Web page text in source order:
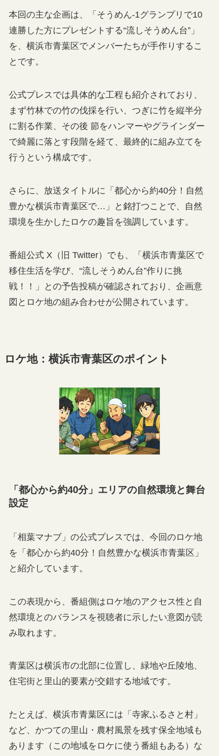
本回の主な企画は、「そうめん-1グランプリで10
連勝した方にプレゼントする“流しそうめん台”」
を、横浜市青葉区でメンバーたちが手作りするこ
とです。
公式プレスでは具体的な工程も紹介されており、
まず竹林での竹の伐採を行い、つぎに竹を縦半分
に割る作業、その後 節をハンマーやグラインダー
で綺麗に落とす段階を経て、最終的に組み立てを
行うという構成です。
さらに、放送タイトルに「都心から約40分！自然
豊かな横浜市青葉区で…」と銘打つことで、自然
環境を生かしたロケの趣旨を強調しています。
番組公式 X（旧 Twitter）でも、「横浜市青葉区で
移住生活を学び、“流しそうめん台”作りに挑
戦！！」との予告投稿が確認されており、企画意
図とロケ地の組み合わせが公開されています。
ロケ地：横浜市青葉区のポイント
「都心から約40分」エリアの自然環境と舞台
設定
「相葉マナブ」の公式プレスでは、今回のロケ地
を「都心から約40分！自然豊かな横浜市青葉区」
と紹介しています。
この表現から、番組側はロケ地のアクセス性と自
然環境とのバランスを視聴者に示したい意図が読
み取れます。
青葉区は横浜市の北部に位置し、緑地や丘陵地、
住宅街と里山的要素が交錯する地域です。
たとえば、横浜市青葉区には「寺家ふるさと村」
など、かつての里山・農村風景を残す保全地域も
あります（この地域をロケに使う番組もある）な